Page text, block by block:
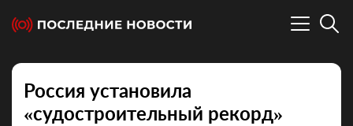
Россия установила
«судостроительный рекорд»